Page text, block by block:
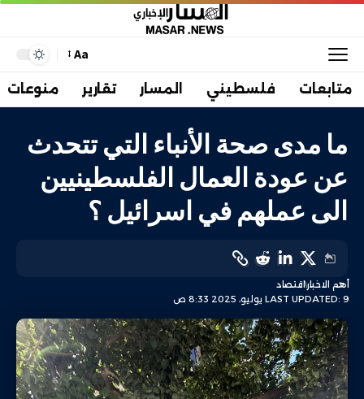
Aa
متابعات فلسطيني المسار تقارير منوعات
ما مدى صحة الأنباء التي تتحدث
عن عودة العمال الفلسطينيين
الى عملهم في اسرائيل ؟
LAST UPDATED: 9 يوليو، 2025 8:33 ص
أهم الاخباراقتصاد